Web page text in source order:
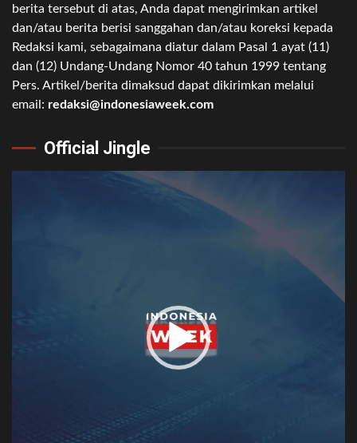
berita tersebut di atas, Anda dapat mengirimkan artikel
dan/atau berita berisi sanggahan dan/atau koreksi kepada
Redaksi kami, sebagaimana diatur dalam Pasal 1 ayat (11)
dan (12) Undang-Undang Nomor 40 tahun 1999 tentang
Pers. Artikel/berita dimaksud dapat dikirimkan melalui
email: redaksi@indonesiaweek.com
Official Jingle